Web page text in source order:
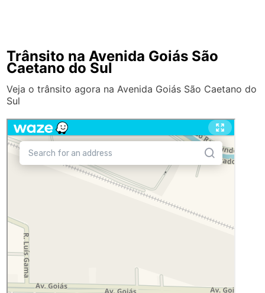
Trânsito na Avenida Goiás São
Caetano do Sul
Veja o trânsito agora na Avenida Goiás São Caetano do
Sul